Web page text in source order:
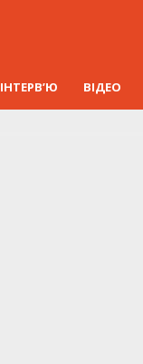
ІНТЕРВ’Ю ВІДЕО